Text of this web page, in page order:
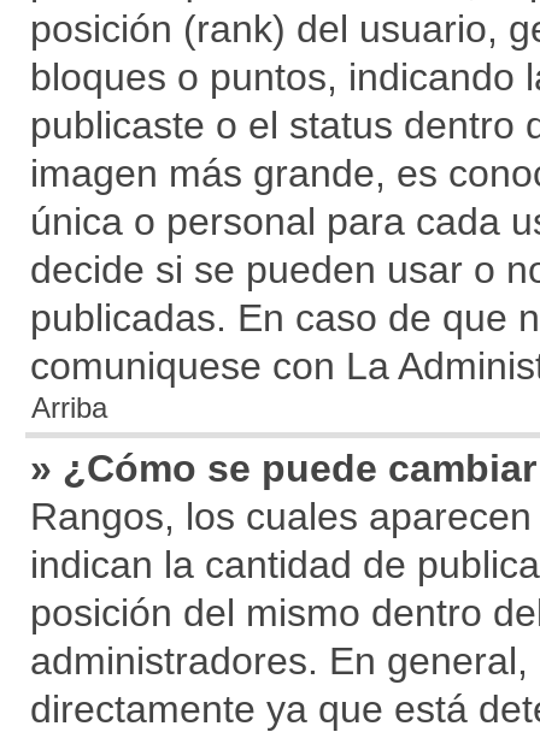
posición (rank) del usuario,
bloques o puntos, indicando
publicaste o el status dentro
imagen más grande, es
única o personal para cada
decide si se pueden usar o
publicadas. En caso de que
comuniquese con La
Arriba
» ¿Cómo se puede
Rangos, los cuales
indican la cantidad de
posición del mismo dentro
administradores. En
directamente ya que está